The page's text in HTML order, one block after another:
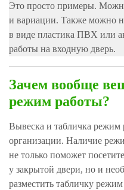
Это просто примеры.
и вариации. Также можно
в виде пластика ПВХ или
работы на входную дверь.
Зачем вообще
режим работы?
Вывеска и табличка
организации. Наличие
не только поможет
у закрытой двери, но и
разместить табличку